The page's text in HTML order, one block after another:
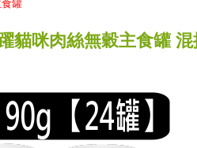
貓咪肉絲無穀主食罐 混